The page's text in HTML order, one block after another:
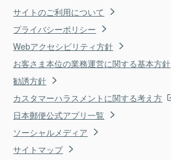
サイトのご利用について
プライバシーポリシー
Webアクセシビリティ方針
お客さま本位の業務運営に関する基本方針
勧誘方針
カスタマーハラスメントに関する考え方
日本郵便公式アプリ一覧
ソーシャルメディア
サイトマップ